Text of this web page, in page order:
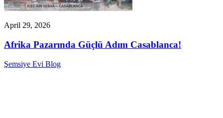
April 29, 2026
Afrika Pazarında Güçlü Adım Casablanca!
Şemsiye Evi Blog